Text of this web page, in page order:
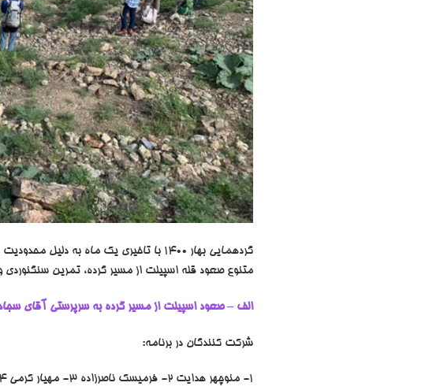
متنوع صعود قله اسپیلت از مسیر گرده، تمرین سنگنوردی
الف – صعود اسپیلت از مسیر گرده به سرپرستی آقای
شرکت کنندگان در برنامه:
1- منوچهر هدایت 2- فرمیسک ناصرزاده 3- مهیار کرمی 4- مرتضی محمدی 5- فرزان آگهی 6- سولمازبهمنی 7- مهدی مشایخی